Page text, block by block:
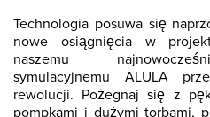
Technologia posuwa się
nowe osiągnięcia w
naszemu
symulacyjnemu ALULA
rewolucji. Pożegnaj się z
pompkami i dużymi torbami,